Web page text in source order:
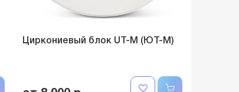
Циркониевый блок UT-M (ЮТ-М)